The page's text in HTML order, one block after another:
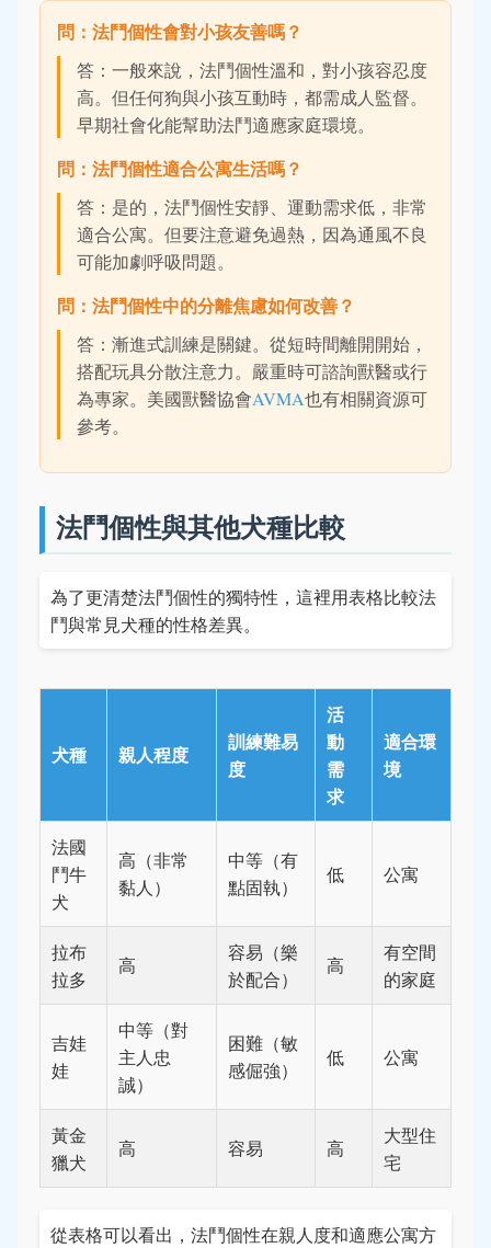
問：法鬥個性會對小孩友善嗎？
答：一般來說，法鬥個性溫和，對小孩容忍度
高。但任何狗與小孩互動時，都需成人監督。
早期社會化能幫助法鬥適應家庭環境。
問：法鬥個性適合公寓生活嗎？
答：是的，法鬥個性安靜、運動需求低，非常
適合公寓。但要注意避免過熱，因為通風不良
可能加劇呼吸問題。
問：法鬥個性中的分離焦慮如何改善？
答：漸進式訓練是關鍵。從短時間離開開始，
搭配玩具分散注意力。嚴重時可諮詢獸醫或行
為專家。美國獸醫協會AVMA也有相關資源可
參考。
法鬥個性與其他犬種比較
為了更清楚法鬥個性的獨特性，這裡用表格比較法
鬥與常見犬種的性格差異。
犬種 親人程度
訓練難易
度
活
動
需
求
適合環
境
法國
鬥牛
犬
高（非常
黏人）
中等（有
點固執）
低 公寓
拉布
拉多
高
容易（樂
於配合）
高
有空間
的家庭
吉娃
娃
中等（對
主人忠
誠）
困難（敏
感倔強）
低 公寓
黃金
獵犬
高 容易 高
大型住
宅
從表格可以看出，法鬥個性在親人度和適應公寓方